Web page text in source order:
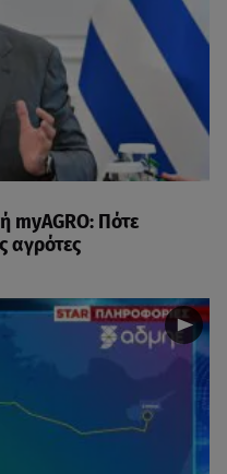
myAGRO: Πότε
αγρότες